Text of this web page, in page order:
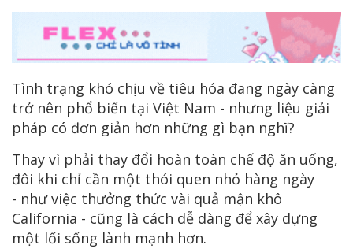
Tình trạng khó chịu về tiêu hóa đang ngày càng
trở nên phổ biến tại Việt Nam - nhưng liệu giải
pháp có đơn giản hơn những gì bạn nghĩ?
Thay vì phải thay đổi hoàn toàn chế độ ăn uống,
đôi khi chỉ cần một thói quen nhỏ hàng ngày
- như việc thưởng thức vài quả mận khô
California - cũng là cách dễ dàng để xây dựng
một lối sống lành mạnh hơn.